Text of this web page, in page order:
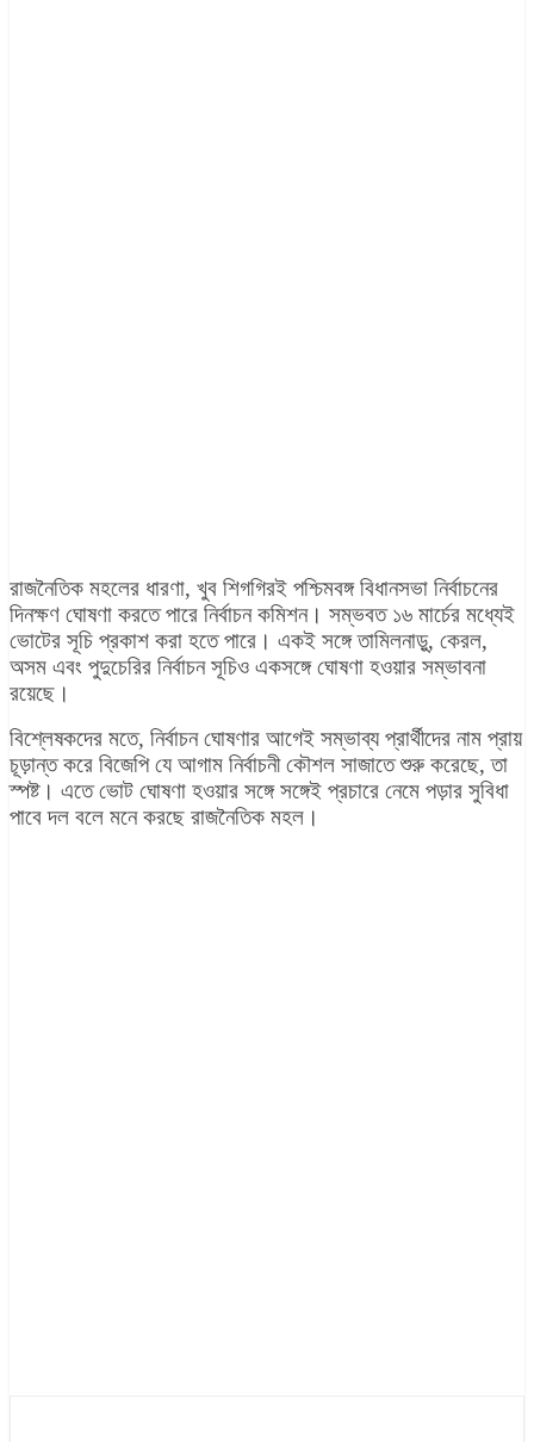
রাজনৈতিক মহলের ধারণা, খুব শিগগিরই পশ্চিমবঙ্গ বিধানসভা নির্বাচনের
দিনক্ষণ ঘোষণা করতে পারে নির্বাচন কমিশন। সম্ভবত ১৬ মার্চের মধ্যেই
ভোটের সূচি প্রকাশ করা হতে পারে। একই সঙ্গে তামিলনাড়ু, কেরল,
অসম এবং পুদুচেরির নির্বাচন সূচিও একসঙ্গে ঘোষণা হওয়ার সম্ভাবনা
রয়েছে।
বিশ্লেষকদের মতে, নির্বাচন ঘোষণার আগেই সম্ভাব্য প্রার্থীদের নাম প্রায়
চূড়ান্ত করে বিজেপি যে আগাম নির্বাচনী কৌশল সাজাতে শুরু করেছে, তা
স্পষ্ট। এতে ভোট ঘোষণা হওয়ার সঙ্গে সঙ্গেই প্রচারে নেমে পড়ার সুবিধা
পাবে দল বলে মনে করছে রাজনৈতিক মহল।